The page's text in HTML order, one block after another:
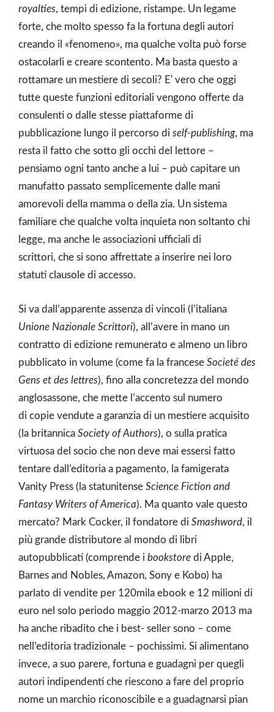
royalties, tempi di edizione, ristampe. Un legame
forte, che molto spesso fa la fortuna degli autori
creando il «fenomeno», ma qualche volta può forse
ostacolarli e creare scontento. Ma basta questo a
rottamare un mestiere di secoli? E' vero che oggi
tutte queste funzioni editoriali vengono offerte da
consulenti o dalle stesse piattaforme di
pubblicazione lungo il percorso di self-publishing, ma
resta il fatto che sotto gli occhi del lettore –
pensiamo ogni tanto anche a lui – può capitare un
manufatto passato semplicemente dalle mani
amorevoli della mamma o della zia. Un sistema
familiare che qualche volta inquieta non soltanto chi
legge, ma anche le associazioni ufficiali di
scrittori, che si sono affrettate a inserire nei loro
statuti clausole di accesso.
Si va dall’apparente assenza di vincoli (l’italiana
Unione Nazionale Scrittori), all’avere in mano un
contratto di edizione remunerato e almeno un libro
pubblicato in volume (come fa la francese Societé des
Gens et des lettres), fino alla concretezza del mondo
anglosassone, che mette l’accento sul numero
di copie vendute a garanzia di un mestiere acquisito
(la britannica Society of Authors), o sulla pratica
virtuosa del socio che non deve mai essersi fatto
tentare dall’editoria a pagamento, la famigerata
Vanity Press (la statunitense Science Fiction and
Fantasy Writers of America). Ma quanto vale questo
mercato? Mark Cocker, il fondatore di Smashword, il
più grande distributore al mondo di libri
autopubblicati (comprende i bookstore di Apple,
Barnes and Nobles, Amazon, Sony e Kobo) ha
parlato di vendite per 120mila ebook e 12 milioni di
euro nel solo periodo maggio 2012-marzo 2013 ma
ha anche ribadito che i best- seller sono – come
nell’editoria tradizionale – pochissimi. Si alimentano
invece, a suo parere, fortuna e guadagni per quegli
autori indipendenti che riescono a fare del proprio
nome un marchio riconoscibile e a guadagnarsi pian